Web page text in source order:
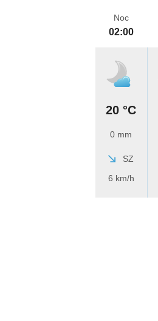
Noc
02:00
20 °C
0 mm
SZ
6 km/h